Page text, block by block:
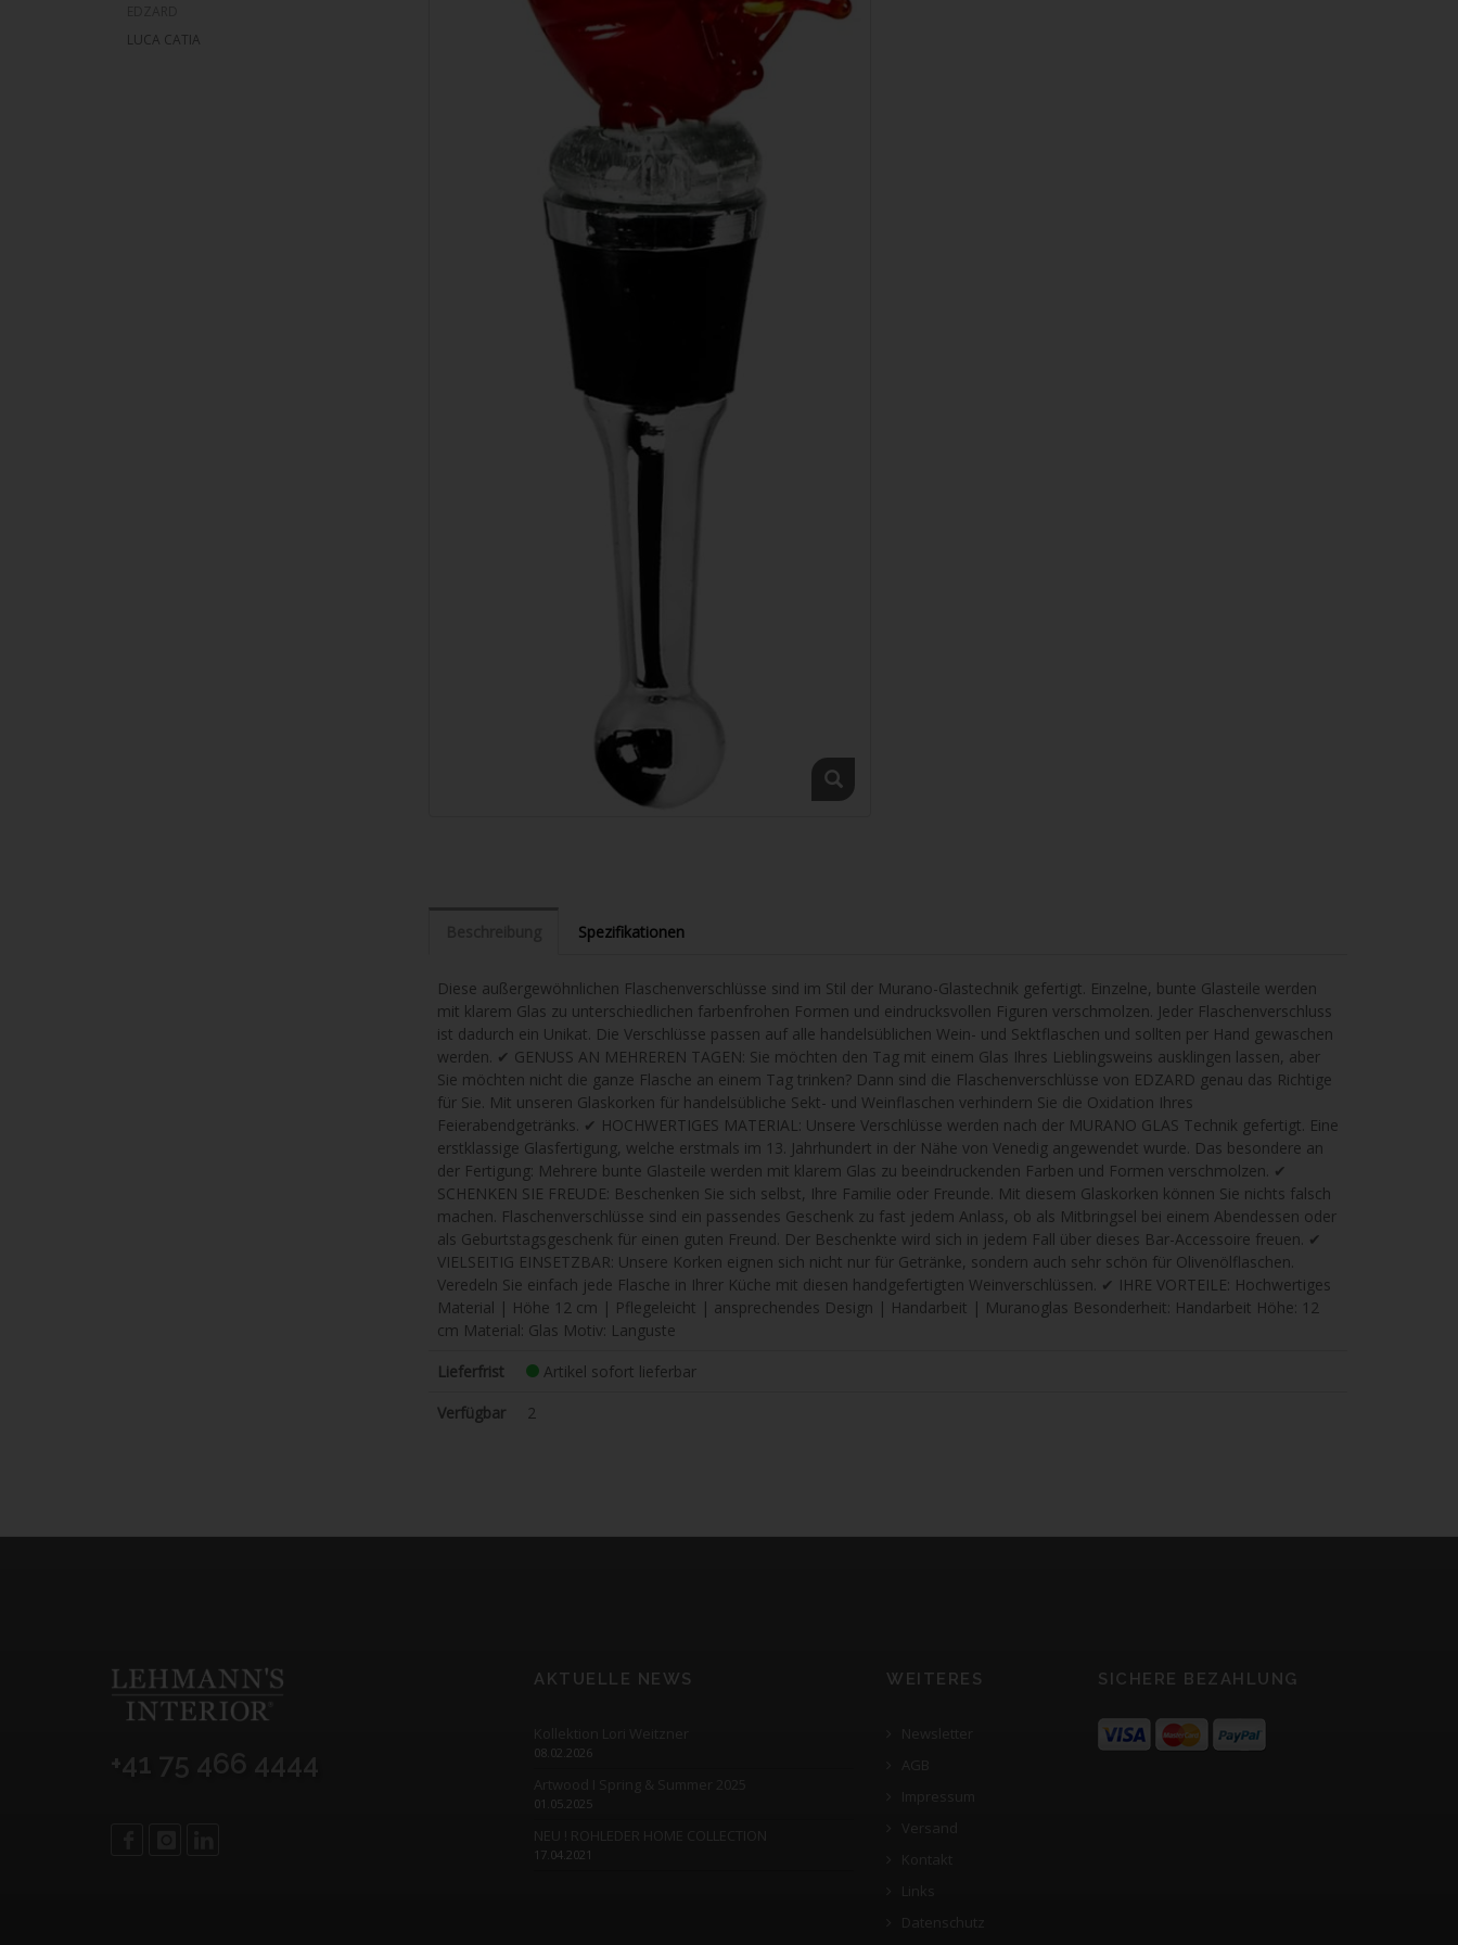
LUCA CATIA
Spezifikationen
Diese außergewöhnlichen Flaschenverschlüsse sind im Stil der Murano-Glastechnik gefertigt. Einzelne, bunte Glasteile werden
mit klarem Glas zu unterschiedlichen farbenfrohen Formen und eindrucksvollen Figuren verschmolzen. Jeder Flaschenverschluss
ist dadurch ein Unikat. Die Verschlüsse passen auf alle handelsüblichen Wein- und Sektflaschen und sollten per Hand gewaschen
werden. ✔ GENUSS AN MEHREREN TAGEN: Sie möchten den Tag mit einem Glas Ihres Lieblingsweins ausklingen lassen, aber
Sie möchten nicht die ganze Flasche an einem Tag trinken? Dann sind die Flaschenverschlüsse von EDZARD genau das Richtige
für Sie. Mit unseren Glaskorken für handelsübliche Sekt- und Weinflaschen verhindern Sie die Oxidation Ihres
Feierabendgetränks. ✔ HOCHWERTIGES MATERIAL: Unsere Verschlüsse werden nach der MURANO GLAS Technik gefertigt. Eine
erstklassige Glasfertigung, welche erstmals im 13. Jahrhundert in der Nähe von Venedig angewendet wurde. Das besondere an
der Fertigung: Mehrere bunte Glasteile werden mit klarem Glas zu beeindruckenden Farben und Formen verschmolzen. ✔
SCHENKEN SIE FREUDE: Beschenken Sie sich selbst, Ihre Familie oder Freunde. Mit diesem Glaskorken können Sie nichts falsch
machen. Flaschenverschlüsse sind ein passendes Geschenk zu fast jedem Anlass, ob als Mitbringsel bei einem Abendessen oder
als Geburtstagsgeschenk für einen guten Freund. Der Beschenkte wird sich in jedem Fall über dieses Bar-Accessoire freuen. ✔
VIELSEITIG EINSETZBAR: Unsere Korken eignen sich nicht nur für Getränke, sondern auch sehr schön für Olivenölflaschen.
Veredeln Sie einfach jede Flasche in Ihrer Küche mit diesen handgefertigten Weinverschlüssen. ✔ IHRE VORTEILE: Hochwertiges
Material | Höhe 12 cm | Pflegeleicht | ansprechendes Design | Handarbeit | Muranoglas Besonderheit: Handarbeit Höhe: 12
cm Material: Glas Motiv: Languste
Lieferfrist
Artikel sofort lieferbar
Verfügbar2
+41 75 466 4444
AKTUELLE NEWS
08.02.2026
01.05.2025
17.04.2021
WEITERES SICHERE BEZAHLUNG